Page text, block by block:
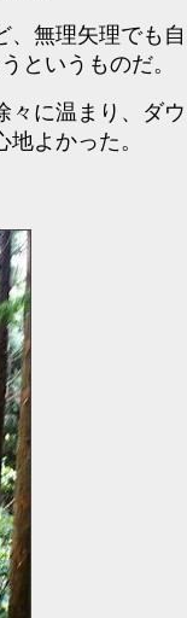
、無理矢理でも自
というものだ。
々に温まり、ダウ
よかった。